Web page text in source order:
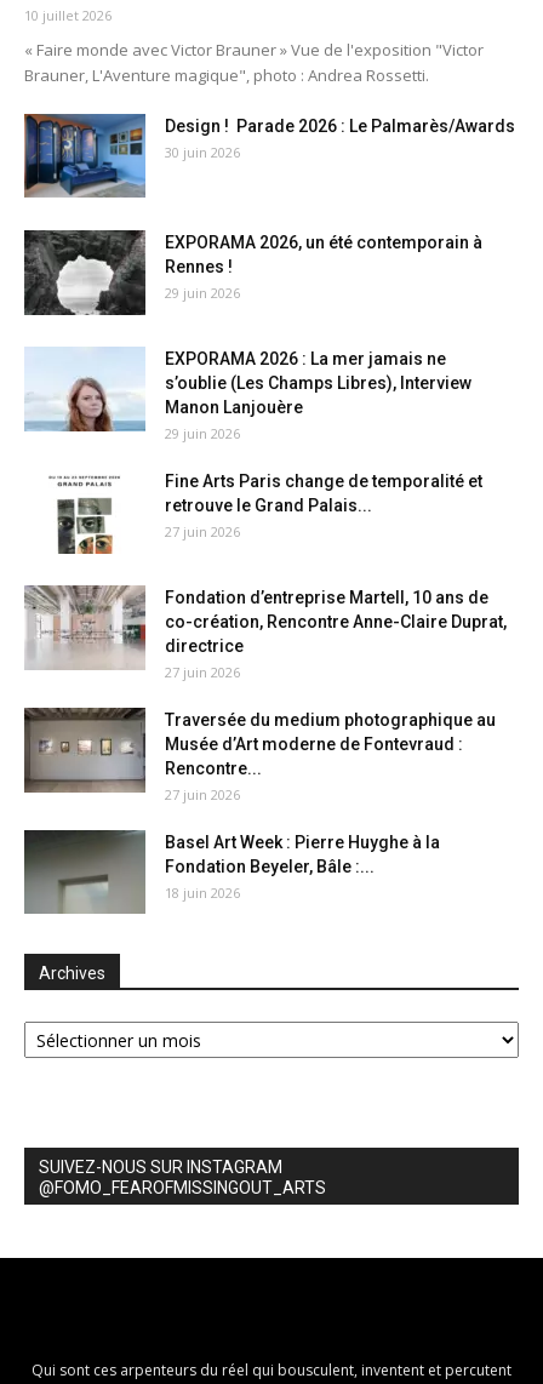
10 juillet 2026
« Faire monde avec Victor Brauner » Vue de l'exposition "Victor
Brauner, L'Aventure magique", photo : Andrea Rossetti.
Design ! Parade 2026 : Le Palmarès/Awards
30 juin 2026
EXPORAMA 2026, un été contemporain à
Rennes !
29 juin 2026
EXPORAMA 2026 : La mer jamais ne
s’oublie (Les Champs Libres), Interview
Manon Lanjouère
29 juin 2026
Fine Arts Paris change de temporalité et
retrouve le Grand Palais...
27 juin 2026
Fondation d’entreprise Martell, 10 ans de
co-création, Rencontre Anne-Claire Duprat,
directrice
27 juin 2026
Traversée du medium photographique au
Musée d’Art moderne de Fontevraud :
Rencontre...
27 juin 2026
Basel Art Week : Pierre Huyghe à la
Fondation Beyeler, Bâle :...
18 juin 2026
Archives
Archives
SUIVEZ-NOUS SUR INSTAGRAM
@FOMO_FEAROFMISSINGOUT_ARTS
Qui sont ces arpenteurs du réel qui bousculent, inventent et percutent